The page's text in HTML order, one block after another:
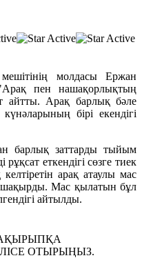
молдасы Ержан
пен нашақорлықтың
айтты. Арақ барлық бәле
бірі екендігі
барлық заттарды тыйым
еткендігі сөзге тиек
арақ атаулы мас
шақырды. Мас қылатын бұл
айтылды.
ОТЫРЫҢЫЗ.